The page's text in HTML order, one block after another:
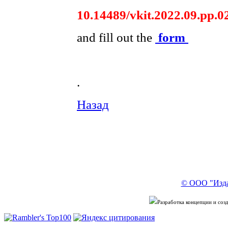
10.14489/
and fill out the form
.
Назад
© ООО
Разработка концепции и